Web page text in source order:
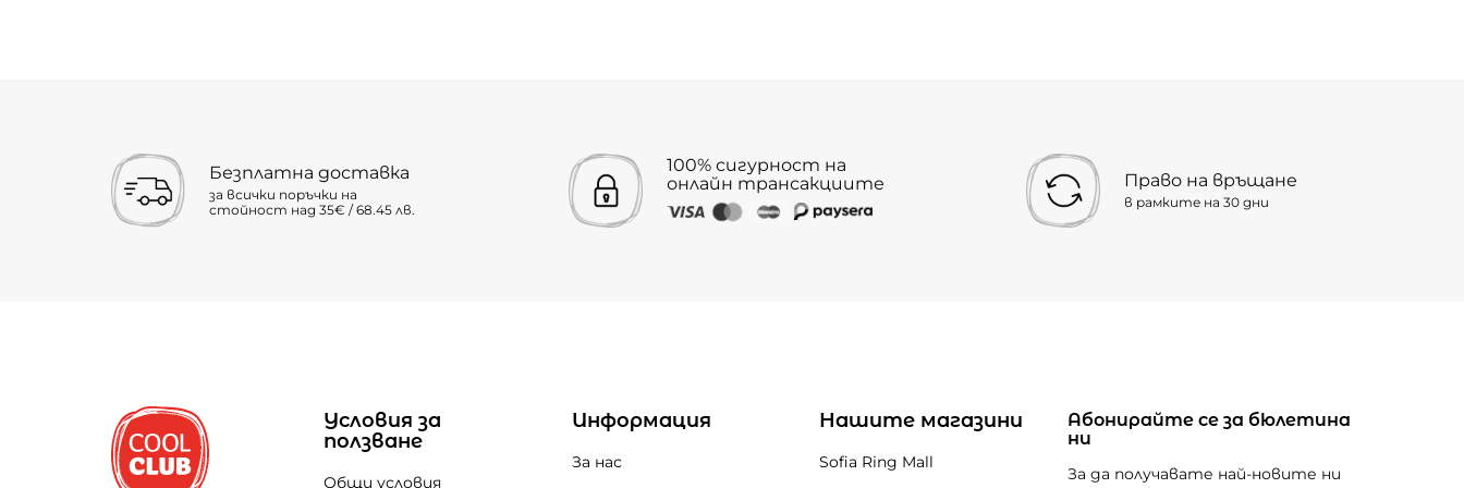
Безплатна доставка
за всички поръчки на
стойност над 35€ / 68.45 лв.
100% сигурност на
онлайн трансакциите
Право на връщане
в рамките на 30 дни
Условия за
ползване
Общи условия
Информация
За нас
Нашите магазини
Sofia Ring Mall
Абонирайте се за бюлетина
ни
За да получавате най-новите ни